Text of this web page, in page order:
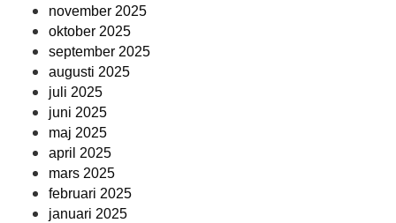
november 2025
oktober 2025
september 2025
augusti 2025
juli 2025
juni 2025
maj 2025
april 2025
mars 2025
februari 2025
januari 2025